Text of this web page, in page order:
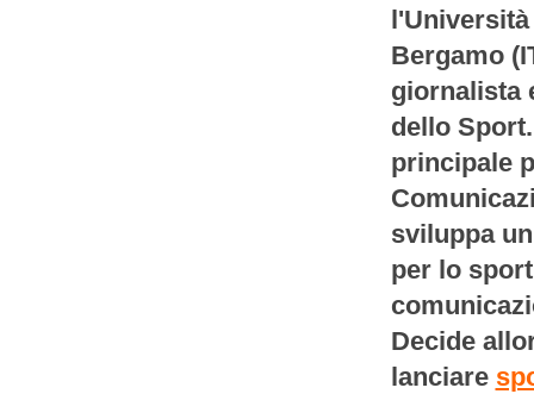
Bergamo
giornalista
dello
principale
sviluppa
per lo
Decide
lanciare